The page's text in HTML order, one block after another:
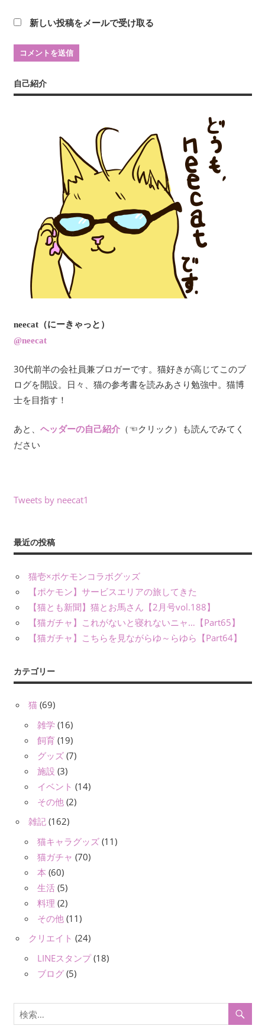
新しい投稿をメールで受け取る
自己紹介
neecat（にーきゃっと）
@neecat
30代前半の会社員兼ブロガーです。猫好きが高じてこのブ
ログを開設。日々、猫の参考書を読みあさり勉強中。猫博
士を目指す！
あと、 ヘッダーの自己紹介（☜クリック）も読んでみてく
ださい
Tweets by neecat1
最近の投稿
猫壱×ポケモンコラボグッズ
【ポケモン】サービスエリアの旅してきた
【猫とも新聞】猫とお馬さん【2月号vol.188】
【猫ガチャ】これがないと寝れないニャ…【Part65】
【猫ガチャ】こちらを見ながらゆ～らゆら【Part64】
カテゴリー
猫 (69)
雑学 (16)
飼育 (19)
グッズ (7)
施設 (3)
イベント (14)
その他 (2)
雑記 (162)
猫キャラグッズ (11)
猫ガチャ (70)
本 (60)
生活 (5)
料理 (2)
その他 (11)
クリエイト (24)
LINEスタンプ(18)
ブログ (5)